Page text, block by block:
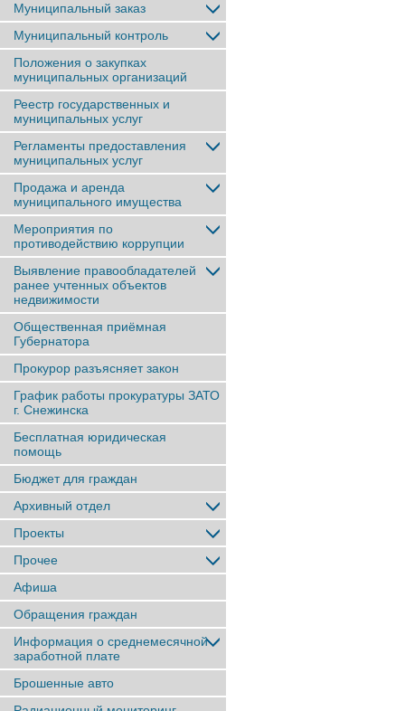
Муниципальный заказ
Муниципальный контроль
Положения о закупках
муниципальных организаций
Реестр государственных и
муниципальных услуг
Регламенты предоставления
муниципальных услуг
Продажа и аренда
муниципального имущества
Мероприятия по
противодействию коррупции
Выявление правообладателей
ранее учтенныx объектов
недвижимости
Общественная приёмная
Губернатора
Прокурор разъясняет закон
График работы прокуратуры ЗАТО
г. Снежинска
Бесплатная юридическая
помощь
Бюджет для граждан
Архивный отдел
Проекты
Прочее
Афиша
Обращения граждан
Информация о среднемесячной
заработной плате
Брошенные авто